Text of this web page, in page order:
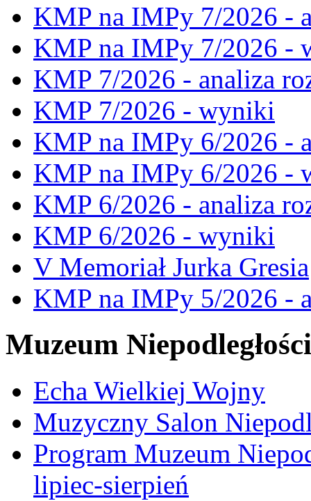
KMP na IMPy 7/2026 -
KMP na IMPy 7/2026 -
KMP 7/2026 - analiza
KMP 7/2026 - wyniki
KMP na IMPy 6/2026 -
KMP na IMPy 6/2026 -
KMP 6/2026 - analiza
KMP 6/2026 - wyniki
V Memoriał Jurka Gresia
KMP na IMPy 5/2026 -
Muzeum Niepodległości
Echa Wielkiej Wojny
Muzyczny Salon
Program Muzeum
lipiec-sierpień